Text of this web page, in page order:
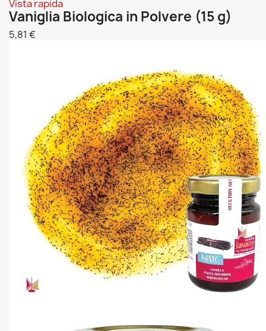
Vista rapida
Vaniglia Biologica in Polvere (15 g)
5,81 €